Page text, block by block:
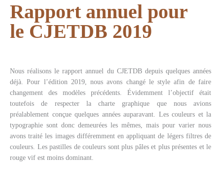
Rapport annuel pour
le CJETDB 2019
Nous réalisons le rapport annuel du CJETDB depuis quelques années
déjà. Pour l’édition 2019, nous avons changé le style afin de faire
changement des modèles précédents. Évidemment l’objectif était
toutefois de respecter la charte graphique que nous avions
préalablement conçue quelques années auparavant. Les couleurs et la
typographie sont donc demeurées les mêmes, mais pour varier nous
avons traité les images différemment en appliquant de légers filtres de
couleurs. Les pastilles de couleurs sont plus pâles et plus présentes et le
rouge vif est moins dominant.